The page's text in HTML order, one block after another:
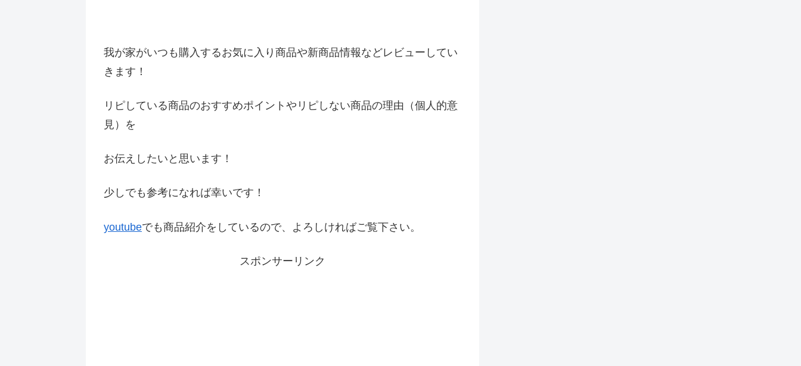
我が家がいつも購入するお気に入り商品や新商品情報などレビ ューしてい
きます！
リピしている商品のおすすめポイントやリピしない商品の理由（個人的意
見）を
お伝えしたいと思います！
少しでも参考になれば幸いです！
youtubeでも商品紹介をしているので、よろしければご覧下さい。
スポンサーリンク